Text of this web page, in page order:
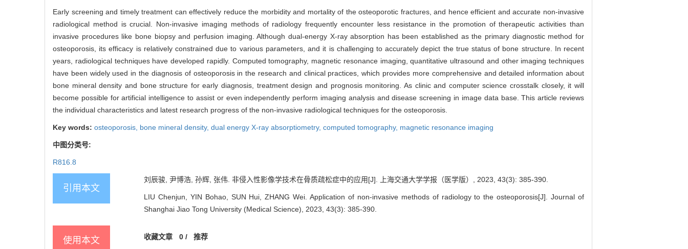
Early screening and timely treatment can effectively reduce the morbidity and mortality of the osteoporotic fractures, and hence efficient and accurate non-invasive
radiological method is crucial. Non-invasive imaging methods of radiology frequently encounter less resistance in the promotion of therapeutic activities than
invasive procedures like bone biopsy and perfusion imaging. Although dual-energy X-ray absorption has been established as the primary diagnostic method for
osteoporosis, its efficacy is relatively constrained due to various parameters, and it is challenging to accurately depict the true status of bone structure. In recent
years, radiological techniques have developed rapidly. Computed tomography, magnetic resonance imaging, quantitative ultrasound and other imaging techniques
have been widely used in the diagnosis of osteoporosis in the research and clinical practices, which provides more comprehensive and detailed information about
bone mineral density and bone structure for early diagnosis, treatment design and prognosis monitoring. As clinic and computer science crosstalk closely, it will
become possible for artificial intelligence to assist or even independently perform imaging analysis and disease screening in image data base. This article reviews
the individual characteristics and latest research progress of the non-invasive radiological techniques for the osteoporosis.
Key words: osteoporosis, bone mineral density, dual energy X-ray absorptiometry, computed tomography, magnetic resonance imaging
中图分类号:
R816.8
引用本文
刘辰骏, 尹博浩, 孙辉, 张伟. 非侵入性影像学技术在骨质疏松症中的应用[J]. 上海交通大学学报（医学版）, 2023, 43(3): 385-390.
LIU Chenjun, YIN Bohao, SUN Hui, ZHANG Wei. Application of non-invasive methods of radiology to the osteoporosis[J]. Journal of
Shanghai Jiao Tong University (Medical Science), 2023, 43(3): 385-390.
使用本文 收藏文章 0/ 推荐